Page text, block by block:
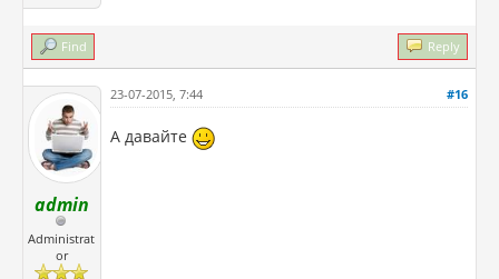
Find Reply
admin
Administrat
or
#16
23-07-2015, 7:44
А давайте